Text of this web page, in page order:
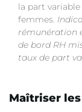
la part
femmes.
rémunération
de bord RH
taux de part
Maîtriser